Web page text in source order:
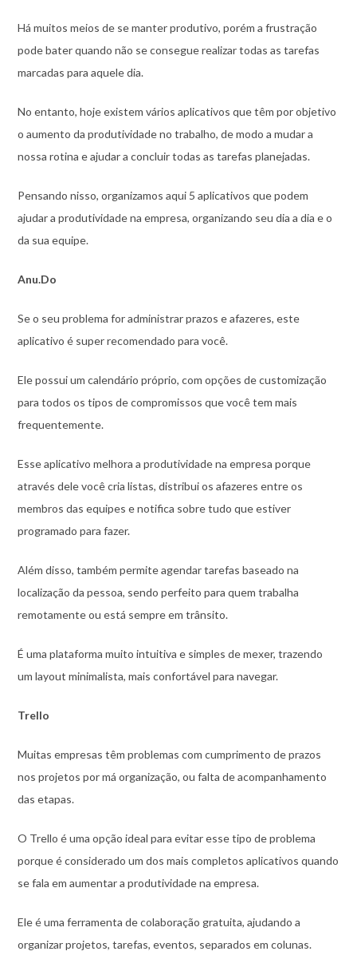
Há muitos meios de se manter produtivo, porém a frustração
pode bater quando não se consegue realizar todas as tarefas
marcadas para aquele dia.
No entanto, hoje existem vários aplicativos que têm por objetivo
o aumento da produtividade no trabalho, de modo a mudar a
nossa rotina e ajudar a concluir todas as tarefas planejadas.
Pensando nisso, organizamos aqui 5 aplicativos que podem
ajudar a produtividade na empresa, organizando seu dia a dia e o
da sua equipe.
Anu.Do
Se o seu problema for administrar prazos e afazeres, este
aplicativo é super recomendado para você.
Ele possui um calendário próprio, com opções de customização
para todos os tipos de compromissos que você tem mais
frequentemente.
Esse aplicativo melhora a produtividade na empresa porque
através dele você cria listas, distribui os afazeres entre os
membros das equipes e notifica sobre tudo que estiver
programado para fazer.
Além disso, também permite agendar tarefas baseado na
localização da pessoa, sendo perfeito para quem trabalha
remotamente ou está sempre em trânsito.
É uma plataforma muito intuitiva e simples de mexer, trazendo
um layout minimalista, mais confortável para navegar.
Trello
Muitas empresas têm problemas com cumprimento de prazos
nos projetos por má organização, ou falta de acompanhamento
das etapas.
O Trello é uma opção ideal para evitar esse tipo de problema
porque é considerado um dos mais completos aplicativos quando
se fala em aumentar a produtividade na empresa.
Ele é uma ferramenta de colaboração gratuita, ajudando a
organizar projetos, tarefas, eventos, separados em colunas.